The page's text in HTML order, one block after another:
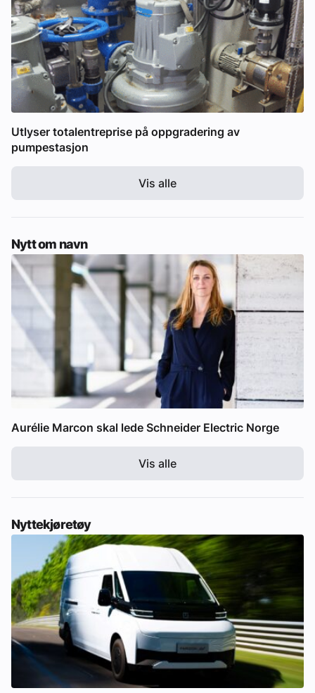
Utlyser totalentreprise på oppgradering av
pumpestasjon
Vis alle
Nytt om navn
Aurélie Marcon skal lede Schneider Electric Norge
Vis alle
Nyttekjøretøy